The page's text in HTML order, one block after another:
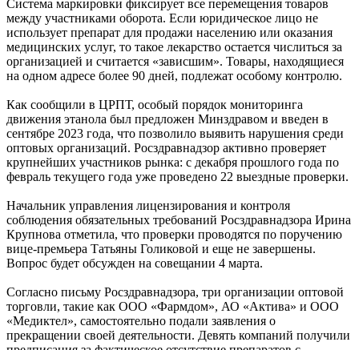
Система маркировки фиксирует все перемещения товаров
между участниками оборота. Если юридическое лицо не
использует препарат для продажи населению или оказания
медицинских услуг, то такое лекарство остается числиться за
организацией и считается «зависшим». Товары, находящиеся
на одном адресе более 90 дней, подлежат особому контролю.
Как сообщили в ЦРПТ, особый порядок мониторинга
движения этанола был предложен Минздравом и введен в
сентябре 2023 года, что позволило выявить нарушения среди
оптовых организаций. Росздравнадзор активно проверяет
крупнейших участников рынка: с декабря прошлого года по
февраль текущего года уже проведено 22 выездные проверки.
Начальник управления лицензирования и контроля
соблюдения обязательных требований Росздравнадзора Ирина
Крупнова отметила, что проверки проводятся по поручению
вице-премьера Татьяны Голиковой и еще не завершены.
Вопрос будет обсужден на совещании 4 марта.
Согласно письму Росздравнадзора, три организации оптовой
торговли, такие как ООО «Фармдом», АО «Актива» и ООО
«Медиктел», самостоятельно подали заявления о
прекращении своей деятельности. Девять компаний получили